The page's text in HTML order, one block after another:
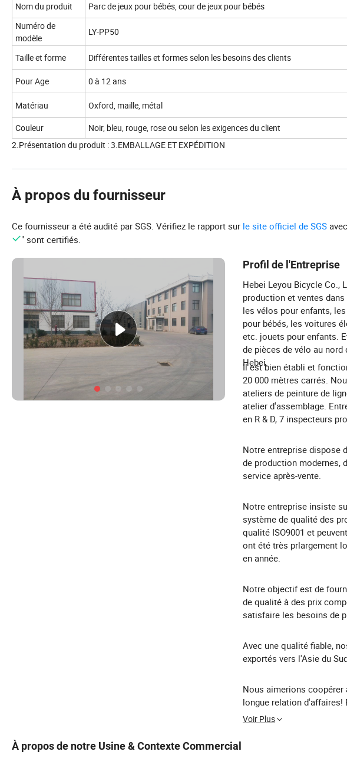
Nom du produit
Parc de jeux pour bébés, cour de jeux pour bébés
Numéro de
modèle
LY-PP50
Taille et forme Différentes tailles et formes selon les besoins des clients
Pour Age 0 à 12 ans
Matériau
Oxford, maille, métal
Couleur
Noir, bleu, rouge, rose ou selon les exigences du client
2.Présentation du produit : 3.EMBALLAGE ET EXPÉDITION
À propos du fournisseur
Ce fournisseur a été audité par SGS. Vérifiez le rapport sur le site officiel de SGS
" sont certifiés.
Profil de l'Entreprise
Hebei Leyou Bicycle Co.,
production et ventes
les vélos pour enfants,
pour bébés, les voitures
etc. jouets pour enfants.
de pièces de vélo au nord
Hebei.
Il est bien établi et
20 000 mètres carrés.
ateliers de peinture de
atelier d'assemblage.
en R & D, 7 inspecteurs
Notre entreprise dispose
de production modernes,
service après-vente.
Notre entreprise insiste
système de qualité des
qualité ISO9001 et
ont été très prlargement
en année.
Notre objectif est de
de qualité à des prix
satisfaire les besoins de
Avec une qualité fiable,
exportés vers l'Asie du
Nous aimerions
longue relation d'affaires!
Voir Plus
À propos de notre Usine & Contexte Commercial